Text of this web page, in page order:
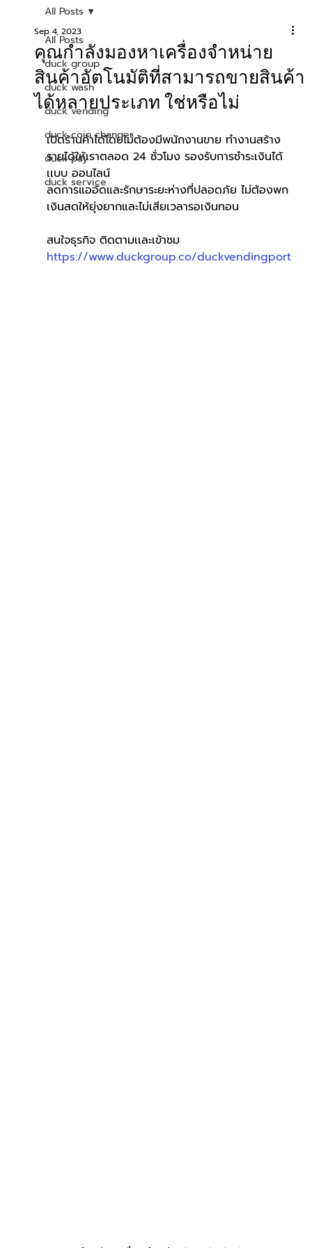
All Posts
duck group
duck wash
duck vending
duck coin changer
duck pay
duck service
All Posts
คุณกำลังมองหาเครื่องจำหน่าย
สินค้าอัตโนมัติที่สามารถขายสินค้า
ได้หลายประเภท ใช่หรือไม่
Sep 4, 2023
เปิดร้านค้าได้โดยไม่ต้องมีพนักงานขาย ทำงานสร้าง
รายได้ให้เราตลอด 24 ชั่วโมง รองรับการชำระเงินได้
เเบบ ออนไลน์
ลดการแออัดและรักษาระยะห่างที่ปลอดภัย ไม่ต้องพก
เงินสดให้ยุ่งยากและไม่เสียเวลารอเงินทอน
สนใจธุรกิจ ติดตามเเละเข้าชม
https://www.duckgroup.co/duckvendingport